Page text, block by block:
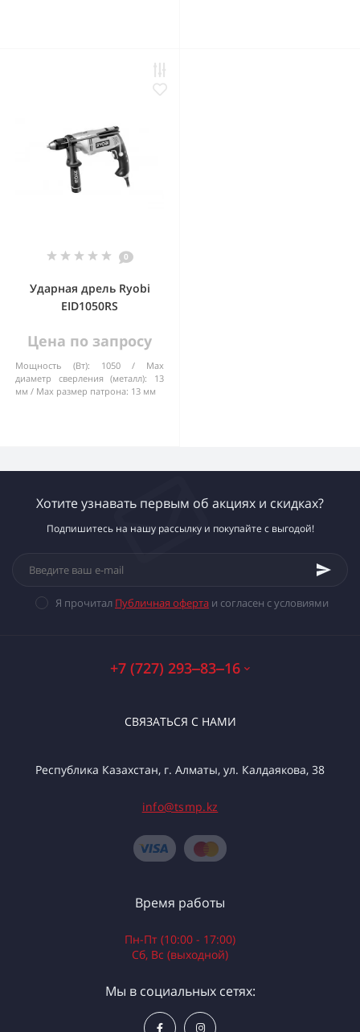
0
Ударная дрель Ryobi
EID1050RS
Цена по запросу
Мощность (Вт): 1050
Max
диаметр сверления (металл):
13
мм
Max размер патрона: 13 мм
Хотите узнавать первым об акциях и скидках?
Подпишитесь на нашу рассылку и покупайте с выгодой!
Я прочитал Публичная оферта и согласен с условиями
+7 (727) 293‒83‒16
СВЯЗАТЬСЯ С НАМИ
Республика Казахстан, г. Алматы, ул. Калдаякова, 38
info@tsmp.kz
Время работы
Пн-Пт (10:00 - 17:00)
Сб, Вс (выходной)
Мы в социальных сетях: